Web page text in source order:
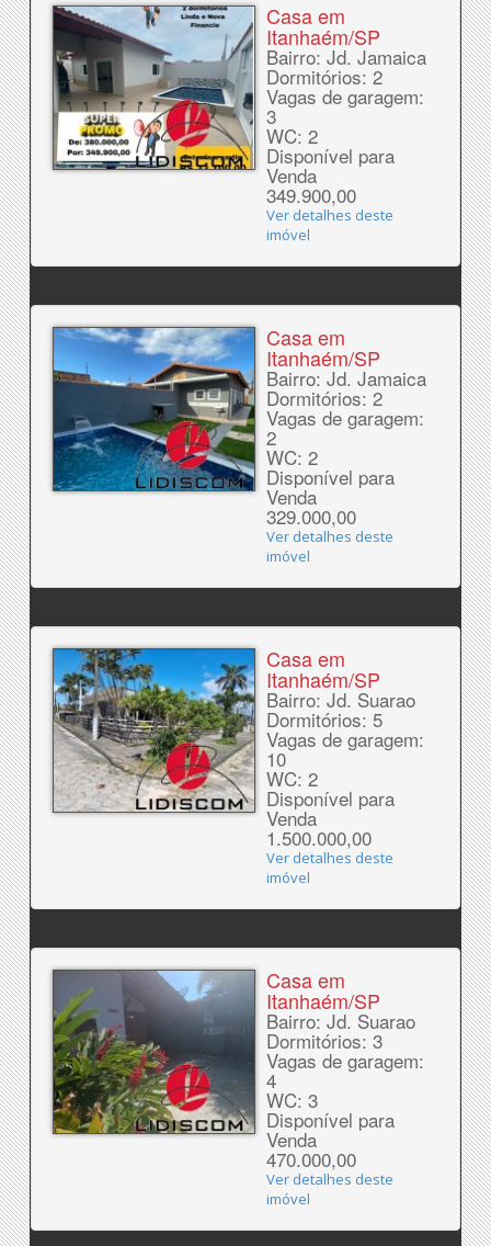
Casa em
Itanhaém/SP
Bairro: Jd. Jamaica
Dormitórios: 2
Vagas de garagem:
3
WC: 2
Disponível para
Venda
349.900,00
Ver detalhes deste
imóvel
Casa em
Itanhaém/SP
Bairro: Jd. Jamaica
Dormitórios: 2
Vagas de garagem:
2
WC: 2
Disponível para
Venda
329.000,00
Ver detalhes deste
imóvel
Casa em
Itanhaém/SP
Bairro: Jd. Suarao
Dormitórios: 5
Vagas de garagem:
10
WC: 2
Disponível para
Venda
1.500.000,00
Ver detalhes deste
imóvel
Casa em
Itanhaém/SP
Bairro: Jd. Suarao
Dormitórios: 3
Vagas de garagem:
4
WC: 3
Disponível para
Venda
470.000,00
Ver detalhes deste
imóvel